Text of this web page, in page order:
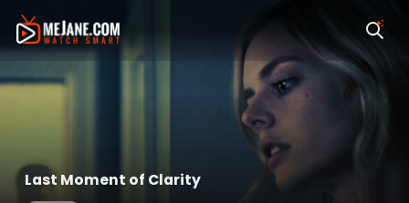
Last Moment of Clarity